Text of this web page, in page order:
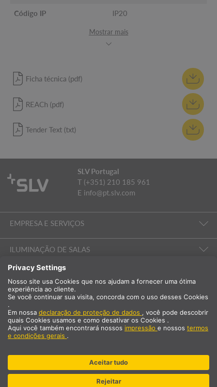
Código IP IP20
Mostrar mais
Ficha técnica (pdf)
REACh (pdf)
Tender Text (txt)
SLV Portugal
T (+351) 210 185 961
E info@pt.slv.com
EMPRESA E SERVIÇOS
ILUMINAÇÃO DE SALAS
EMPRESA E SERVIÇOS
Internacional
PT
Portugal
Selecção do país
* acrescido de 23% de IVA e custos de envio Preço exclusivo para
clientes profissionais/registados.